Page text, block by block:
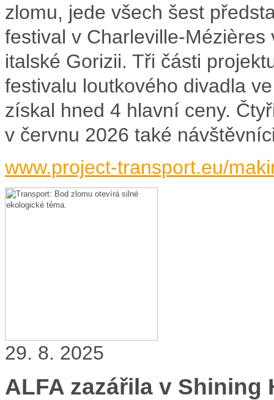
zlomu, jede všech šest
festival v Charleville-
italské Gorizii. Tři části
festivalu loutkového divadla
získal hned 4 hlavní ceny.
v červnu 2026 také
www.project-transport.eu/
29. 8. 2025
ALFA zazářila v Shining